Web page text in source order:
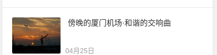
傍晚的厦门机场·和谐的交响曲
04月25日